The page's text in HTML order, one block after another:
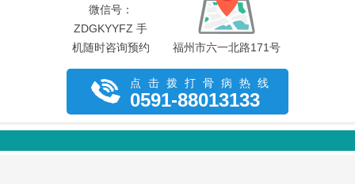
微信号：
ZDGKYYFZ 手
机随时咨询预约
福州市六一北路171号
点击拨打骨病热线
0591-88013133